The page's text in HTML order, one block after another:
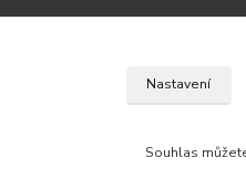
Upravit
Nastavení
Souhlas